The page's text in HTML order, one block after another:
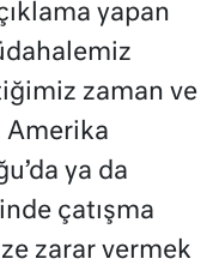
yapan
zaman ve
Amerika
ya da
çatışma
zarar vermek